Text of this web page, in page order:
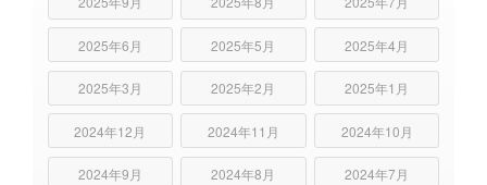
2025年6月 2025年5月 2025年4月
2025年3月 2025年2月 2025年1月
2024年12月 2024年11月 2024年10月
2024年9月 2024年8月 2024年7月